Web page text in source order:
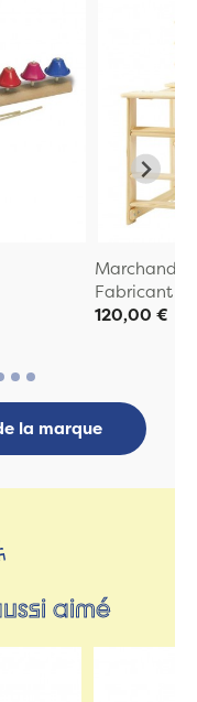
Marchande
Fabricant
120,00 €
la marque
aimé